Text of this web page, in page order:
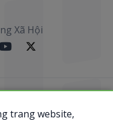
Xã Hội
trang website,